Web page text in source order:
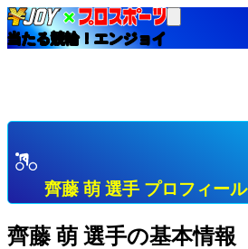
当たる競輪！エンジョイ
齊藤 萌 選手 プロフィール
齊藤 萌 選手の基本情報